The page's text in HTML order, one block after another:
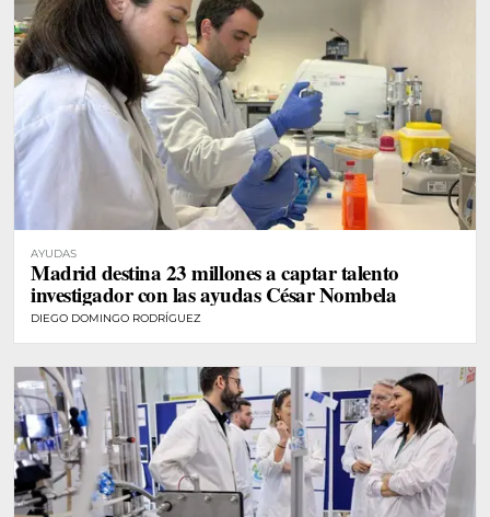
AYUDAS
Madrid destina 23 millones a captar talento
investigador con las ayudas César Nombela
DIEGO DOMINGO RODRÍGUEZ